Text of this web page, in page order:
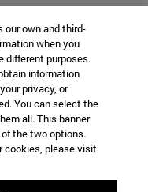
our own and third-
when you
different purposes.
information
privacy, or
You can select the
all. This banner
the two options.
cookies, please visit